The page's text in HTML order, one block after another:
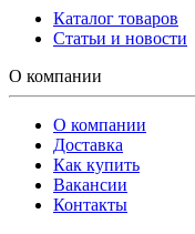
Каталог товаров
Статьи и новости
О компании
О компании
Доставка
Как купить
Вакансии
Контакты